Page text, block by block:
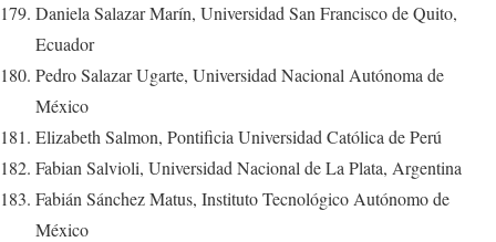
Daniela Salazar Marín, Universidad San Francisco de Quito,
Ecuador
Pedro Salazar Ugarte, Universidad Nacional Autónoma de
México
Elizabeth Salmon, Pontificia Universidad Católica de Perú
Fabian Salvioli, Universidad Nacional de La Plata, Argentina
Fabián Sánchez Matus, Instituto Tecnológico Autónomo de
México